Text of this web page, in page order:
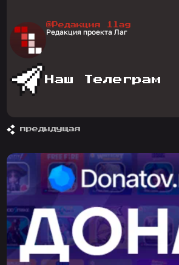
@Редакция 1lag
Редакция проекта Лаг
Наш Телеграм
предыдущая